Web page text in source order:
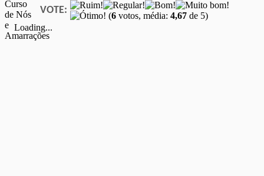
VOTE: (6 votos, média: 4,67 de 5)
Loading...